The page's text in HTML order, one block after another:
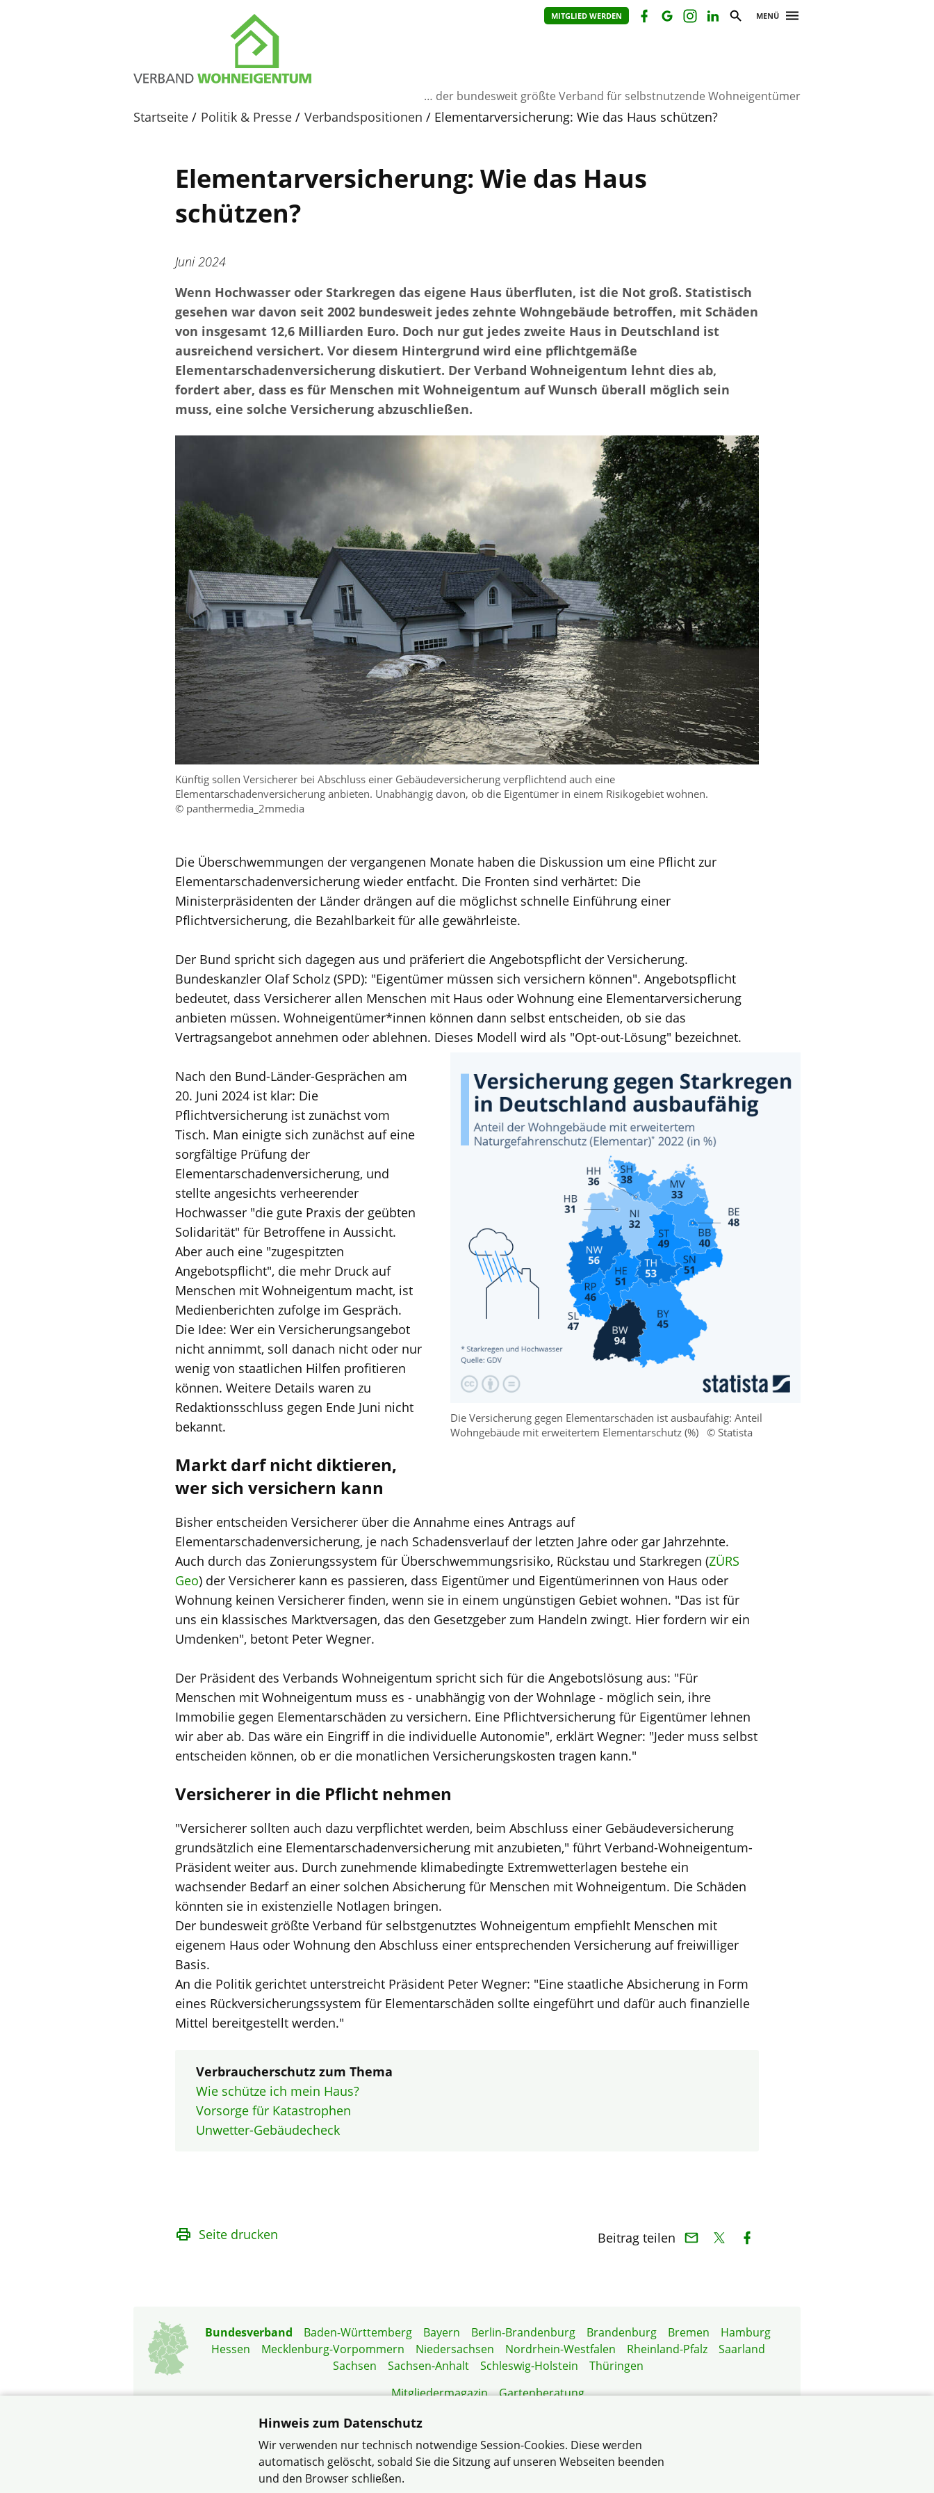
MITGLIED WERDEN MENÜ
… der bundesweit größte Verband für selbstnutzende Wohneigentümer
Startseite Politik & Presse Verbandspositionen Elementarversicherung: Wie das Haus schützen?
Elementarversicherung: Wie das Haus
schützen?
Juni 2024
Wenn Hochwasser oder Starkregen das eigene Haus überfluten, ist die Not groß. Statistisch
gesehen war davon seit 2002 bundesweit jedes zehnte Wohngebäude betroffen, mit Schäden
von insgesamt 12,6 Milliarden Euro. Doch nur gut jedes zweite Haus in Deutschland ist
ausreichend versichert. Vor diesem Hintergrund wird eine pflichtgemäße
Elementarschadenversicherung diskutiert. Der Verband Wohneigentum lehnt dies ab,
fordert aber, dass es für Menschen mit Wohneigentum auf Wunsch überall möglich sein
muss, eine solche Versicherung abzuschließen.
Künftig sollen Versicherer bei Abschluss einer Gebäudeversicherung verpflichtend auch eine
Elementarschadenversicherung anbieten. Unabhängig davon, ob die Eigentümer in einem Risikogebiet wohnen.
© panthermedia_2mmedia
Die Überschwemmungen der vergangenen Monate haben die Diskussion um eine Pflicht zur
Elementarschadenversicherung wieder entfacht. Die Fronten sind verhärtet: Die
Ministerpräsidenten der Länder drängen auf die möglichst schnelle Einführung einer
Pflichtversicherung, die Bezahlbarkeit für alle gewährleiste.
Der Bund spricht sich dagegen aus und präferiert die Angebotspflicht der Versicherung.
Bundeskanzler Olaf Scholz (SPD): "Eigentümer müssen sich versichern können". Angebotspflicht
bedeutet, dass Versicherer allen Menschen mit Haus oder Wohnung eine Elementarversicherung
anbieten müssen. Wohneigentümer*innen können dann selbst entscheiden, ob sie das
Vertragsangebot annehmen oder ablehnen. Dieses Modell wird als "Opt-out-Lösung" bezeichnet.
Die Versicherung gegen Elementarschäden ist ausbaufähig: Anteil
Wohngebäude mit erweitertem Elementarschutz (%) © Statista
Nach den Bund-Länder-Gesprächen am
20. Juni 2024 ist klar: Die
Pflichtversicherung ist zunächst vom
Tisch. Man einigte sich zunächst auf eine
sorgfältige Prüfung der
Elementarschadenversicherung, und
stellte angesichts verheerender
Hochwasser "die gute Praxis der geübten
Solidarität" für Betroffene in Aussicht.
Aber auch eine "zugespitzten
Angebotspflicht", die mehr Druck auf
Menschen mit Wohneigentum macht, ist
Medienberichten zufolge im Gespräch.
Die Idee: Wer ein Versicherungsangebot
nicht annimmt, soll danach nicht oder nur
wenig von staatlichen Hilfen profitieren
können. Weitere Details waren zu
Redaktionsschluss gegen Ende Juni nicht
bekannt.
Markt darf nicht diktieren,
wer sich versichern kann
Bisher entscheiden Versicherer über die Annahme eines Antrags auf
Elementarschadenversicherung, je nach Schadensverlauf der letzten Jahre oder gar Jahrzehnte.
Auch durch das Zonierungssystem für Überschwemmungsrisiko, Rückstau und Starkregen (ZÜRS
Geo) der Versicherer kann es passieren, dass Eigentümer und Eigentümerinnen von Haus oder
Wohnung keinen Versicherer finden, wenn sie in einem ungünstigen Gebiet wohnen. "Das ist für
uns ein klassisches Marktversagen, das den Gesetzgeber zum Handeln zwingt. Hier fordern wir ein
Umdenken", betont Peter Wegner.
Der Präsident des Verbands Wohneigentum spricht sich für die Angebotslösung aus: "Für
Menschen mit Wohneigentum muss es - unabhängig von der Wohnlage - möglich sein, ihre
Immobilie gegen Elementarschäden zu versichern. Eine Pflichtversicherung für Eigentümer lehnen
wir aber ab. Das wäre ein Eingriff in die individuelle Autonomie", erklärt Wegner: "Jeder muss selbst
entscheiden können, ob er die monatlichen Versicherungskosten tragen kann."
Versicherer in die Pflicht nehmen
"Versicherer sollten auch dazu verpflichtet werden, beim Abschluss einer Gebäudeversicherung
grundsätzlich eine Elementarschadenversicherung mit anzubieten," führt Verband-Wohneigentum-
Präsident weiter aus. Durch zunehmende klimabedingte Extremwetterlagen bestehe ein
wachsender Bedarf an einer solchen Absicherung für Menschen mit Wohneigentum. Die Schäden
könnten sie in existenzielle Notlagen bringen.
Der bundesweit größte Verband für selbstgenutztes Wohneigentum empfiehlt Menschen mit
eigenem Haus oder Wohnung den Abschluss einer entsprechenden Versicherung auf freiwilliger
Basis.
An die Politik gerichtet unterstreicht Präsident Peter Wegner: "Eine staatliche Absicherung in Form
eines Rückversicherungssystem für Elementarschäden sollte eingeführt und dafür auch finanzielle
Mittel bereitgestellt werden."
Verbraucherschutz zum Thema
Wie schütze ich mein Haus?
Vorsorge für Katastrophen
Unwetter-Gebäudecheck
Seite drucken Beitrag teilen
Bundesverband Baden-Württemberg Bayern Berlin-Brandenburg Brandenburg Bremen
Hamburg
Hessen
Mecklenburg-Vorpommern Niedersachsen Nordrhein-Westfalen Rheinland-Pfalz
Saarland
Sachsen
Sachsen-Anhalt Schleswig-Holstein
Thüringen
Mitgliedermagazin
Gartenberatung
© Verband Wohneigentum e.V. |Datenschutzerklärung– … der bundesweit größte Verband für selbstnutzende
Hinweis zum Datenschutz
Wir verwenden nur technisch notwendige Session-Cookies. Diese werden
automatisch gelöscht, sobald Sie die Sitzung auf unseren Webseiten beenden
und den Browser schließen.